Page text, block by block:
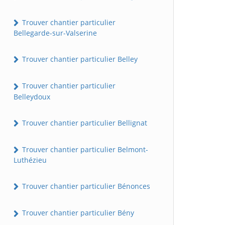
Trouver chantier particulier
Bellegarde-sur-Valserine
Trouver chantier particulier Belley
Trouver chantier particulier
Belleydoux
Trouver chantier particulier Bellignat
Trouver chantier particulier Belmont-
Luthézieu
Trouver chantier particulier Bénonces
Trouver chantier particulier Bény